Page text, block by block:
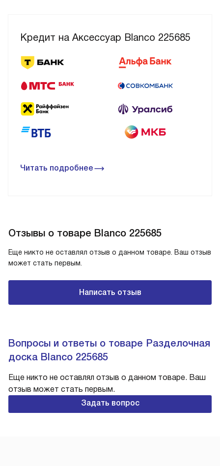
Кредит на Аксессуар Blanco 225685
Читать подробнее
Отзывы о товаре Blanco 225685
Еще никто не оставлял отзыв о данном товаре. Ваш отзыв
может стать первым.
Написать отзыв
Вопросы и ответы о товаре Разделочная
доска Blanco 225685
Еще никто не оставлял отзыв о данном товаре. Ваш
отзыв может стать первым.
Задать вопрос